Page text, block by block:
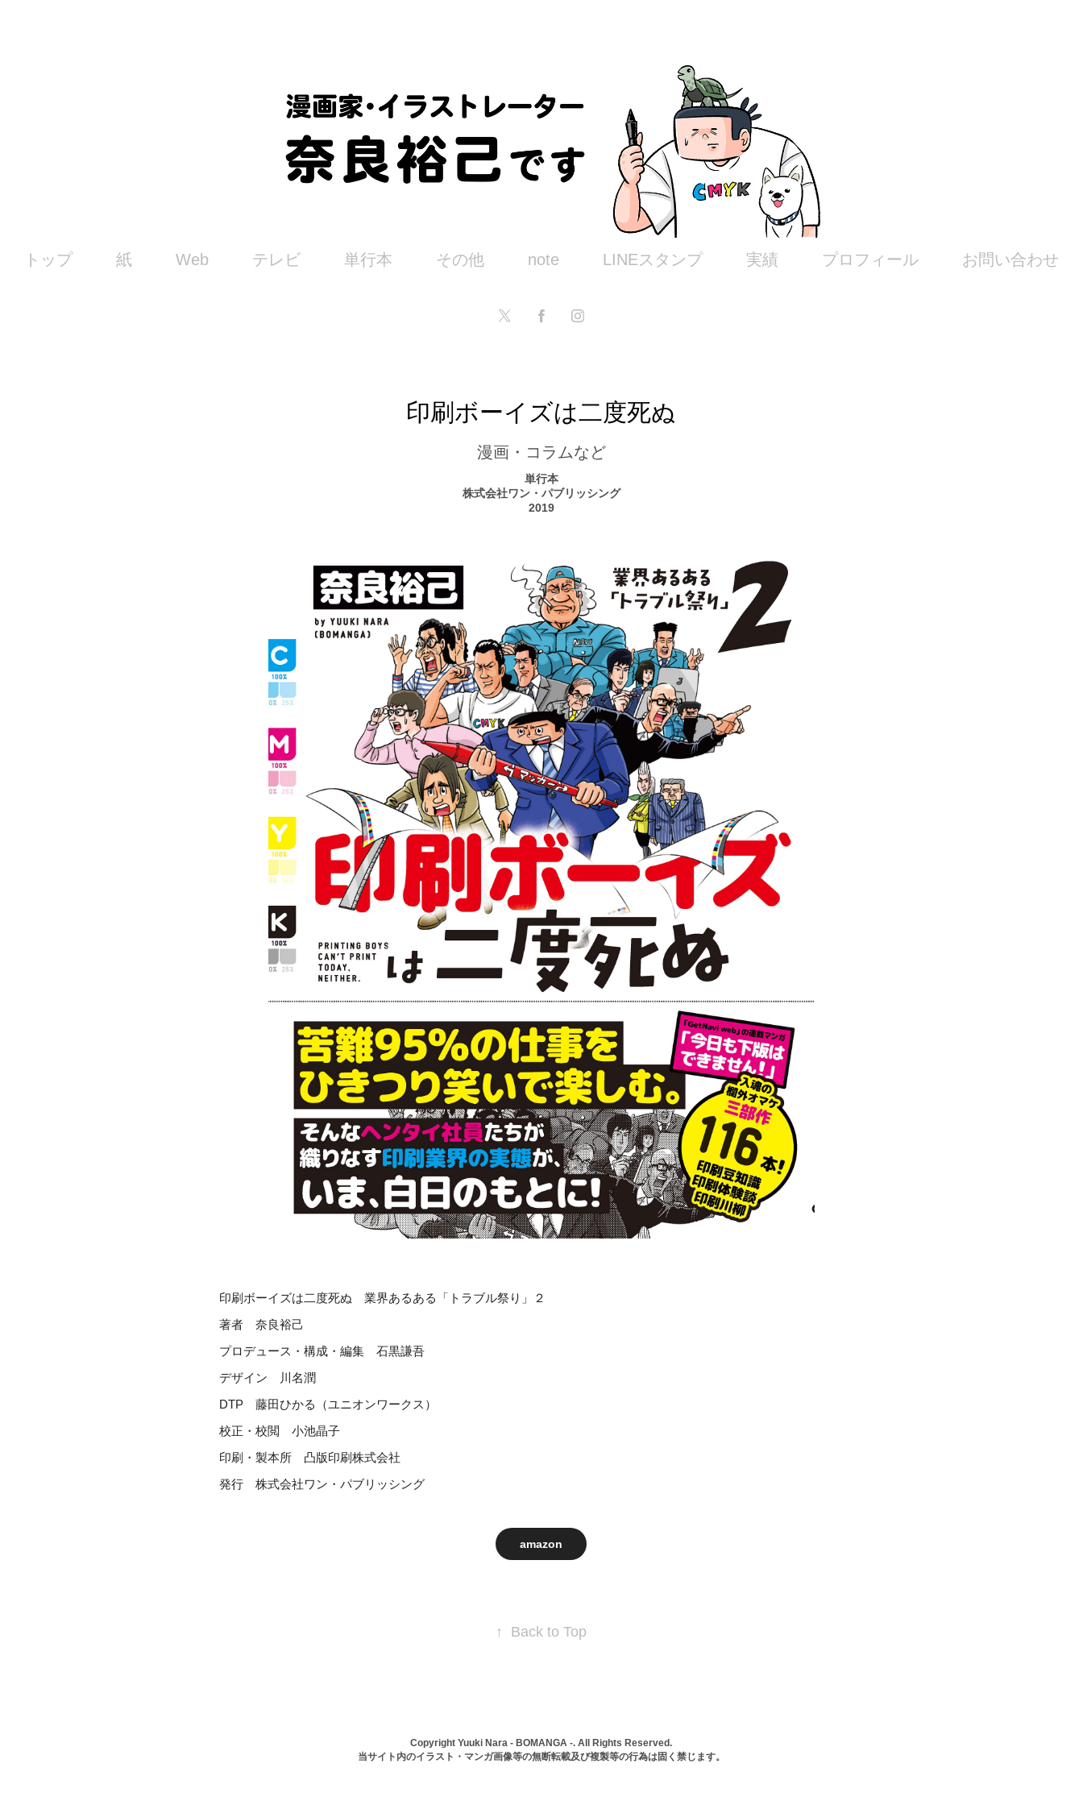
トップ 紙 Web テレビ 単行本 その他 note LINEスタンプ 実績 プロフィール お問い合わせ
印刷ボーイズは二度死ぬ
漫画・コラムなど
単行本
株式会社ワン・パブリッシング
2019
印刷ボーイズは二度死ぬ 業界あるある「トラブル祭り」２
著者 奈良裕己
プロデュース・構成・編集 石黒謙吾
デザイン 川名潤
DTP 藤田ひかる（ユニオンワークス）
校正・校閲 小池晶子
印刷・製本所 凸版印刷株式会社
発行 株式会社ワン・パブリッシング
amazon
↑ Back to Top
CopyrightYuuki Nara - BOMANGA -. All Rights Reserved.
当サイト内のイラスト・マンガ画像等の無断転載及び複製等の行為は固く禁じます。